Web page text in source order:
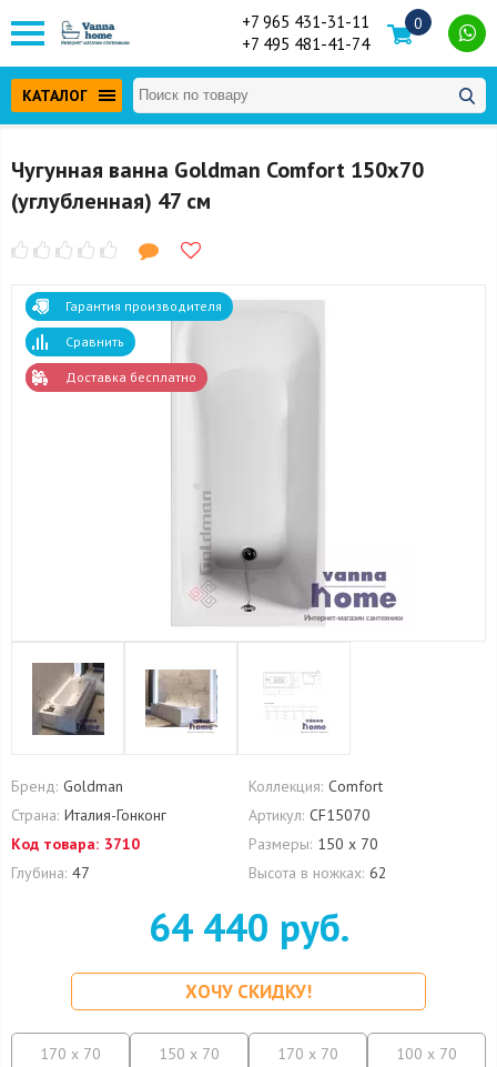
+7 965 431-31-11
+7 495 481-41-74
0
КАТАЛОГ
Чугунная ванна Goldman Comfort 150х70
(углубленная) 47 см
Гарантия производителя
Сравнить
Доставка бесплатно
Бренд: Goldman Коллекция: Comfort
Страна: Италия-Гонконг Артикул: CF15070
Код товара: 3710 Размеры: 150 х 70
Глубина: 47 Высота в ножках: 62
64 440 руб.
ХОЧУ СКИДКУ!
170 x 70 150 x 70 170 x 70 100 x 70